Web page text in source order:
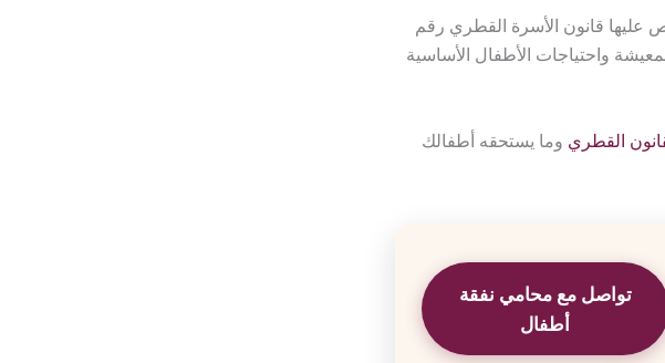
عليها قانون الأسرة القطري رقم
المعيشة واحتياجات الأطفال الأساسية
القطري وما يستحقه أطفالك
تواصل مع محامي نفقة
أطفال